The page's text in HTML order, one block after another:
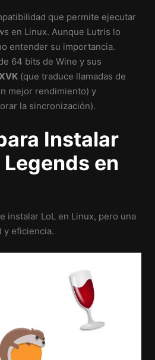
que permite ejecutar
en Linux. Aunque Lutris lo
entender su importancia.
64 bits de Wine y sus
(que traduce llamadas de
mejor rendimiento) y
la sincronización).
Instalar
en
instalar LoL en Linux, pero una
y eficiencia.